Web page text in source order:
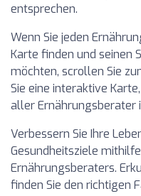
entsprechen.
Wenn Sie jeden
Karte finden und seinen
möchten, scrollen Sie
Sie eine interaktive
aller Ernährungsberater
Verbessern Sie Ihre
Gesundheitsziele
Ernährungsberaters.
finden Sie den richtigen